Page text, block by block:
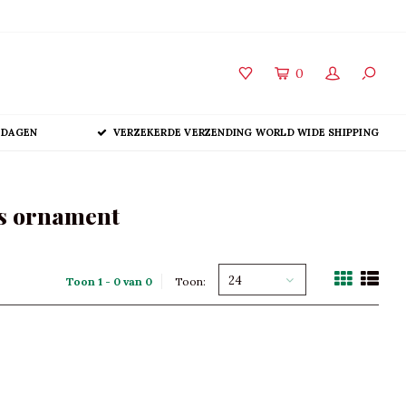
0
VERZEKERDE VERZENDING WORLD WIDE SHIPPING
ornament
Toon 1 - 0 van 0 Toon: 24